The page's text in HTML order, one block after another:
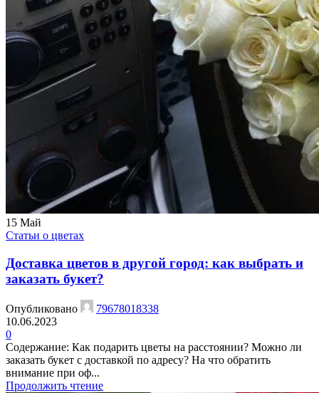
15 Май
Статьи о цветах
Доставка цветов в другой город: как выбрать и
заказать букет?
Опубликовано
79678018338
10.06.2023
0
Содержание: Как подарить цветы на расстоянии? Можно ли
заказать букет с доставкой по адресу? На что обратить
внимание при оф...
Продолжить чтение